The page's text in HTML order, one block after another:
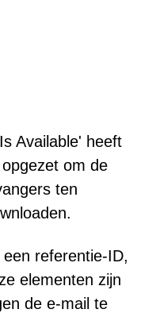
Available' heeft
om de
ten
referentie-ID,
elementen zijn
de e-mail te